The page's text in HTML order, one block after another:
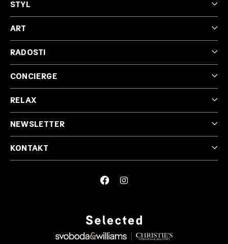
STYL
ART
RADOSTI
CONCIERGE
RELAX
NEWSLETTER
KONTAKT